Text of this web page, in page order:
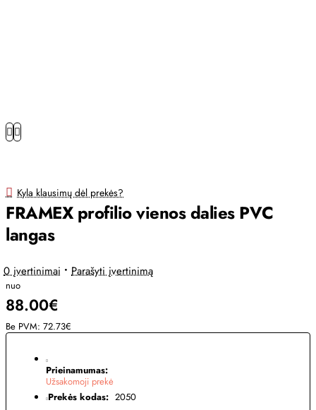
Kyla klausimų dėl prekės?
FRAMEX profilio vienos dalies PVC
langas
0 įvertinimai • Parašyti įvertinimą
nuo
88.00€
Be PVM: 72.73€
Prieinamumas:
Užsakomoji prekė
Prekės kodas: 2050